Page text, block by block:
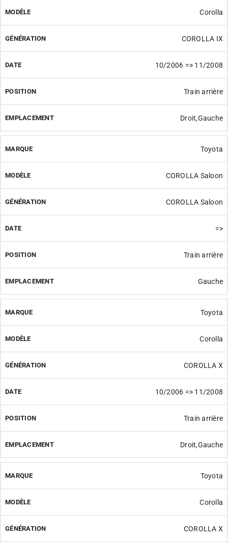
Corolla
COROLLA IX
10/2006 => 11/2008
Train arrière
Droit,Gauche
Toyota
COROLLA Saloon
COROLLA Saloon
=>
Train arrière
Gauche
Toyota
Corolla
COROLLA X
10/2006 => 11/2008
Train arrière
Droit,Gauche
Toyota
Corolla
COROLLA X